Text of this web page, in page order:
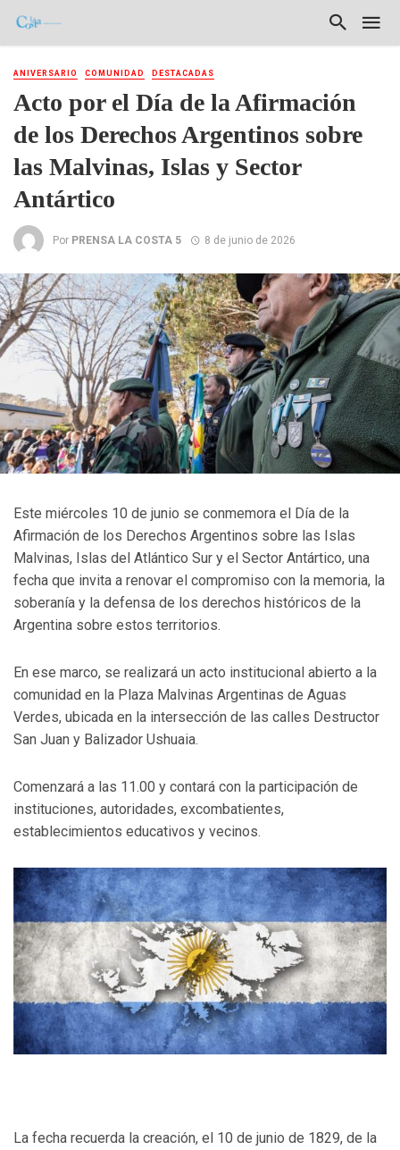
ANIVERSARIO COMUNIDAD DESTACADAS
Acto por el Día de la Afirmación
de los Derechos Argentinos sobre
las Malvinas, Islas y Sector
Antártico
Por PRENSA LA COSTA 5 8 de junio de 2026
Este miércoles 10 de junio se conmemora el Día de la
Afirmación de los Derechos Argentinos sobre las Islas
Malvinas, Islas del Atlántico Sur y el Sector Antártico, una
fecha que invita a renovar el compromiso con la memoria, la
soberanía y la defensa de los derechos históricos de la
Argentina sobre estos territorios.
En ese marco, se realizará un acto institucional abierto a la
comunidad en la Plaza Malvinas Argentinas de Aguas
Verdes, ubicada en la intersección de las calles Destructor
San Juan y Balizador Ushuaia.
Comenzará a las 11.00 y contará con la participación de
instituciones, autoridades, excombatientes,
establecimientos educativos y vecinos.
La fecha recuerda la creación, el 10 de junio de 1829, de la